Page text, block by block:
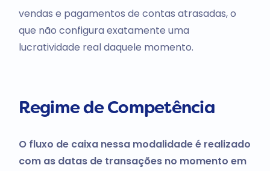
vendas e pagamentos de contas atrasadas, o
que não configura exatamente uma
lucratividade real daquele momento.
Regime de Competência
O fluxo de caixa nessa modalidade é realizado
com as datas de transações no momento em